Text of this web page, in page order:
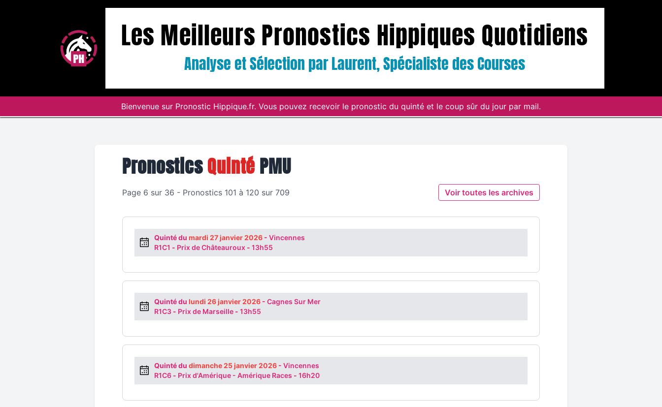
Les Meilleurs Pronostics Hippiques Quotidiens
Analyse et Sélection par Laurent, Spécialiste des Courses
Bienvenue sur Pronostic Hippique.fr. Vous pouvez recevoir le pronostic du quinté et le coup sûr du jour par mail.
PronosticsQuinté PMU
Page 6 sur 36 - Pronostics 101 à 120 sur 709 Voir toutes les archives
Quinté du mardi 27 janvier 2026 - Vincennes
R1C1 - Prix de Châteauroux - 13h55
Quinté du lundi 26 janvier 2026 - Cagnes Sur Mer
R1C3 - Prix de Marseille - 13h55
Quinté du dimanche 25 janvier 2026 - Vincennes
R1C6 - Prix d'Amérique - Amérique Races - 16h20